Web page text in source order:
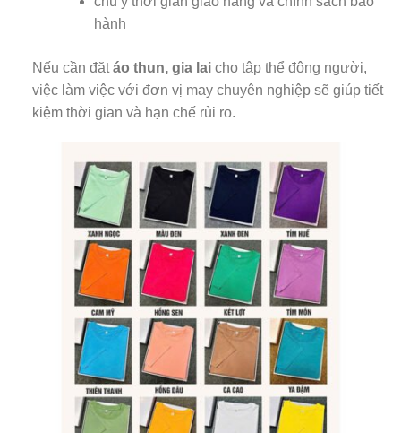
hành
Nếu cần đặtáo thun, gia laicho tập thể đông người,
việc làm việc với đơn vị may chuyên nghiệp sẽ giúp tiết
kiệm thời gian và hạn chế rủi ro.